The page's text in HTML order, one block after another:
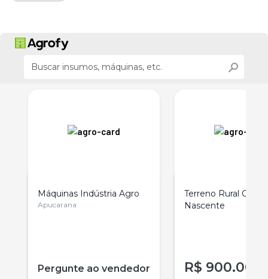
Máquinas Indústria Agro
Apucarana
Pergunte ao vendedor
Terreno Rural Com
Nascente
R$ 900.000